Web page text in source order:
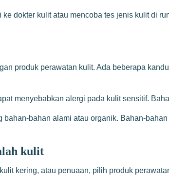
dokter kulit atau mencoba tes jenis kulit di
produk perawatan kulit. Ada beberapa
menyebabkan alergi pada kulit sensitif.
bahan alami atau organik. Bahan-
kulit
kering, atau penuaan, pilih produk